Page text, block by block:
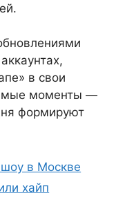
в свои
моменты —
формируют
в Москве
хайп